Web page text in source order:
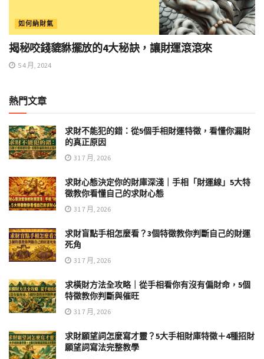
如何納財氣
揭秘咬錢貔貅擺放的4大秘訣，讓財運滾滾來
5 4 月, 2024
熱門文章
求財不能犯的錯：從5個手相財運特徵，看懂你漏財
的真正原因
31 7 月, 2026
求財心態決定你的財庫深淺｜手相「財運線」5大特
徵教你看懂自己的求財心態
31 7 月, 2026
求財盲點手相怎麼看？3個特徵教你判斷自己的財運
死角
31 7 月, 2026
求橫財方法全攻略｜從手相看你有沒有偏財命，5個
特徵教你判斷與催旺
31 7 月, 2026
求財願望詞怎麼寫才靈？5大手相財庫特徵＋4種招財
願望詞寫法完整教學